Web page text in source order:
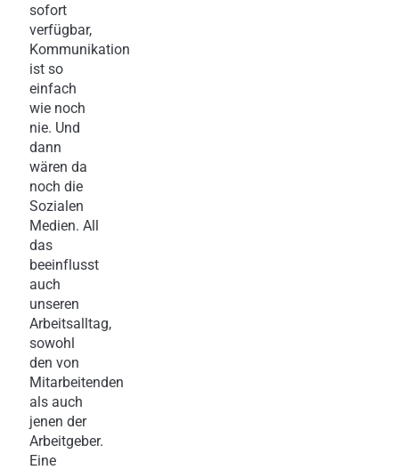
sofort
verfügbar,
Kommunikation
ist so
einfach
wie noch
nie. Und
dann
wären da
noch die
Sozialen
Medien. All
das
beeinflusst
auch
unseren
Arbeitsalltag,
sowohl
den von
Mitarbeitenden
als auch
jenen der
Arbeitgeber.
Eine